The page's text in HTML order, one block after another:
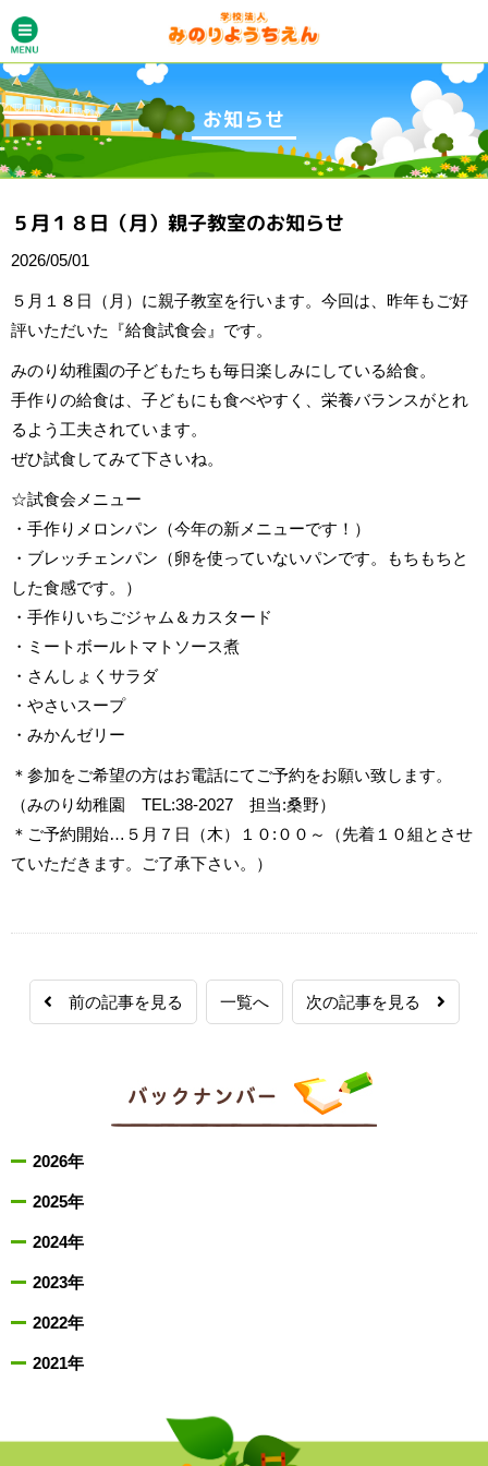
お知らせ
５月１８日（月）親子教室のお知らせ
2026/05/01
５月１８日（月）に親子教室を行います。今回は、昨年もご好
評いただいた『給食試食会』です。
みのり幼稚園の子どもたちも毎日楽しみにしている給食。
手作りの給食は、子どもにも食べやすく、栄養バランスがとれ
るよう工夫されています。
ぜひ試食してみて下さいね。
☆試食会メニュー
・手作りメロンパン（今年の新メニューです！）
・ブレッチェンパン（卵を使っていないパンです。もちもちと
した食感です。）
・手作りいちごジャム＆カスタード
・ミートボールトマトソース煮
・さんしょくサラダ
・やさいスープ
・みかんゼリー
＊参加をご希望の方はお電話にてご予約をお願い致します。
（みのり幼稚園 TEL:38-2027 担当:桑野）
＊ご予約開始…５月７日（木）１０:００～（先着１０組とさせ
ていただきます。ご了承下さい。）
前の記事を見る 一覧へ 次の記事を見る
2026年
2025年
2024年
2023年
2022年
2021年